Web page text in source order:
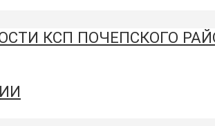
КСП ПОЧЕПСКОГО